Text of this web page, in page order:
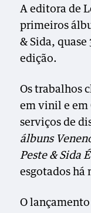
A editora de
primeiros
& Sida,
edição.
Os trabalhos
em vinil e em
serviços de
álbuns
Peste & Sida
esgotados há
O